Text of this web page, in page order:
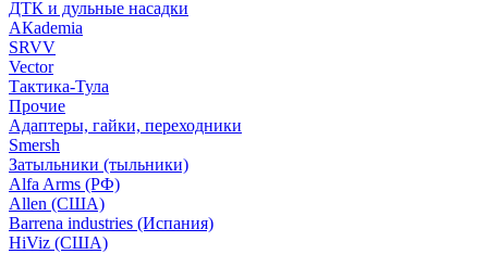
ДТК и дульные насадки
АКademia
SRVV
Vector
Тактика-Тула
Прочие
Адаптеры, гайки, переходники
Smersh
Затыльники (тыльники)
Alfa Arms (РФ)
Allen (США)
Barrena industries (Испания)
HiViz (США)